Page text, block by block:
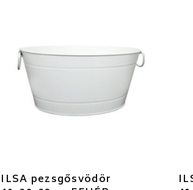
ILSA pezsgősvödör